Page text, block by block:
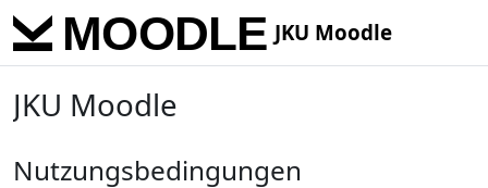
Skip to main content
JKU Moodle
JKU Moodle
Nutzungsbedingungen